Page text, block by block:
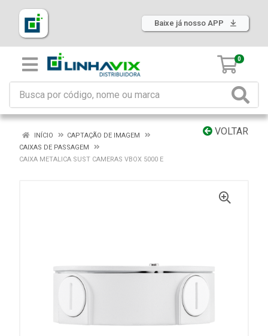
Baixe já nosso APP
0
VOLTAR
INÍCIO
CAPTAÇÃO DE IMAGEM
CAIXAS DE PASSAGEM
CAIXA METALICA SUST CAMERAS VBOX 5000 E